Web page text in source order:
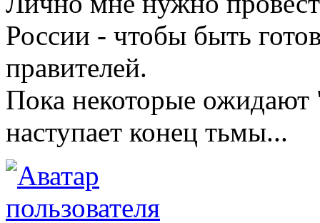
России - чтобы быть
правителей.
Пока некоторые ожидают
наступает конец тьмы...